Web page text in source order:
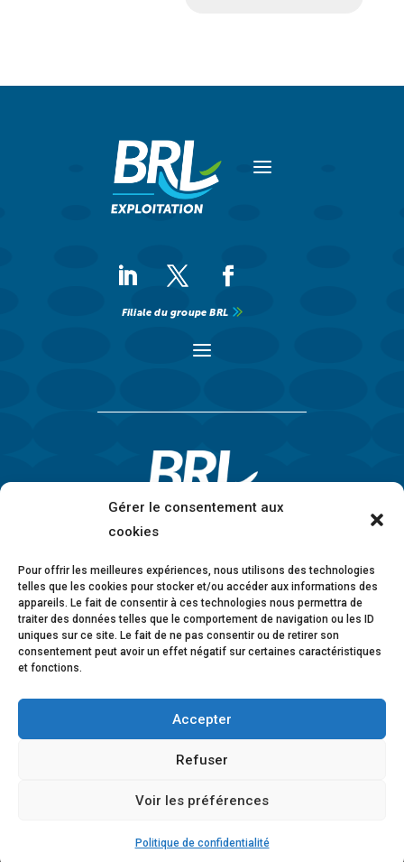
Gérer le consentement aux
cookies
Pour offrir les meilleures expériences, nous utilisons des technologies
telles que les cookies pour stocker et/ou accéder aux informations des
appareils. Le fait de consentir à ces technologies nous permettra de
traiter des données telles que le comportement de navigation ou les ID
uniques sur ce site. Le fait de ne pas consentir ou de retirer son
consentement peut avoir un effet négatif sur certaines caractéristiques
et fonctions.
Accepter
Refuser
Voir les préférences
Politique de confidentialité
a
a
Filiale du groupe BRL
• Politique de confidentialité
Lanceurs d’alerte
© 2026 BRL Exploitation